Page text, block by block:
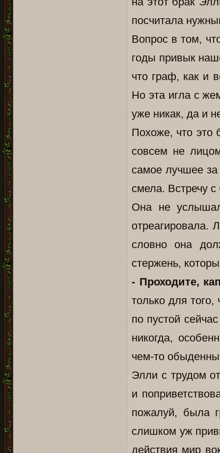
посчитала
Вопрос в том,
годы привык
что граф, как и
Но эта игла с
уже никак, да и
Похоже, что это
совсем не
самое лучшее
смела. Встречу
Она не
отреагировала.
словно она
стержень,
- Проходите,
только для
по пустой
никогда,
чем-то
Элли с трудом
и
пожалуй, была
слишком уж
действия мир